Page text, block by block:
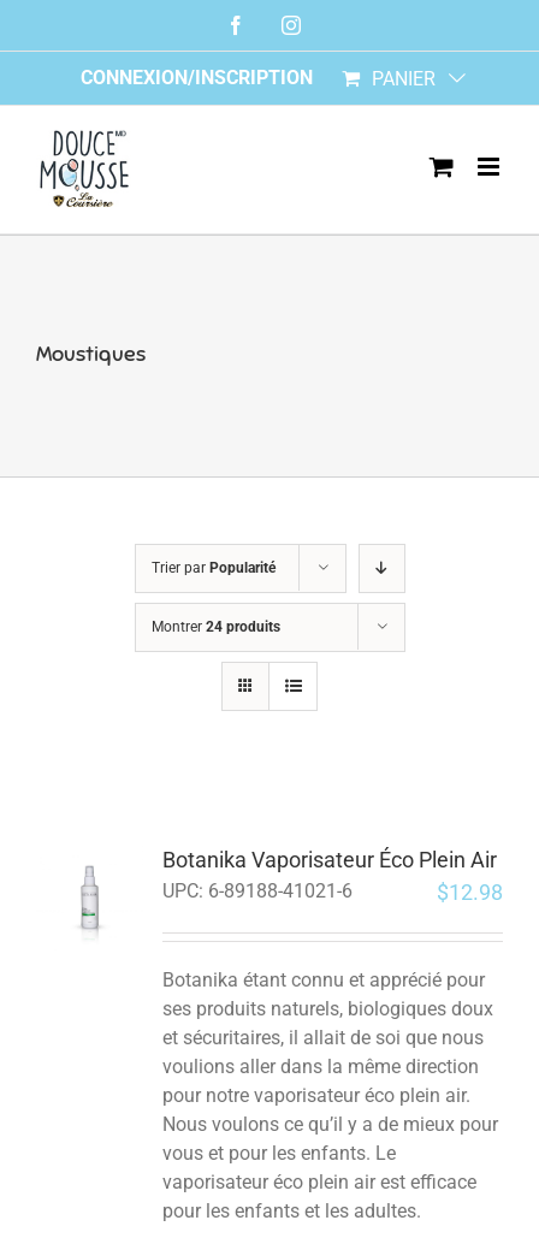
FacebookInstagram
CONNEXION/INSCRIPTION PANIER
Moustiques
Trier par Popularité
Montrer 24 produits
Botanika Vaporisateur Éco Plein Air
UPC: 6-89188-41021-6 $12.98
Botanika étant connu et apprécié pour
ses produits naturels, biologiques doux
et sécuritaires, il allait de soi que nous
voulions aller dans la même direction
pour notre vaporisateur éco plein air.
Nous voulons ce qu’il y a de mieux pour
vous et pour les enfants. Le
vaporisateur éco plein air est efficace
pour les enfants et les adultes.